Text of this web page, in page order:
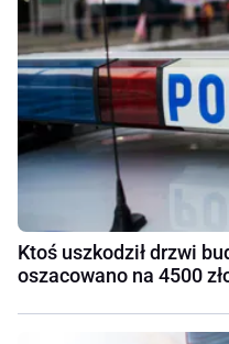
Ktoś uszkodził drzwi
oszacowano na 4500